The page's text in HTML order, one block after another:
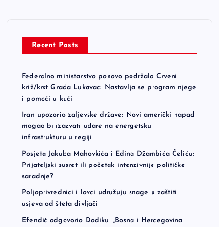
Recent Posts
Federalno ministarstvo ponovo podržalo Crveni
križ/krst Grada Lukavac: Nastavlja se program njege
i pomoći u kući
Iran upozorio zaljevske države: Novi američki napad
mogao bi izazvati udare na energetsku
infrastrukturu u regiji
Posjeta Jakuba Mahovkića i Edina Džambića Čeliću:
Prijateljski susret ili početak intenzivnije političke
saradnje?
Poljoprivrednici i lovci udružuju snage u zaštiti
usjeva od šteta divljači
Efendić odgovorio Dodiku: „Bosna i Hercegovina